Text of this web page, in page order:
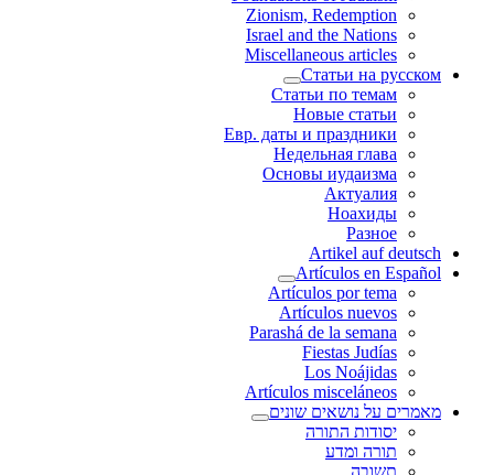
Zionism, Redemption
Israel and the Nations
Miscellaneous articles
Статьи на русском
Статьи по темам
Новые статьи
Евр. даты и праздники
Недельная глава
Основы иудаизма
Актуалия
Ноахиды
Разное
Artikel auf deutsch
Artículos en Español
Artículos por tema
Artículos nuevos
Parashá de la semana
Fiestas Judías
Los Noájidas
Artículos misceláneos
מאמרים על נושאים שונים
יסודות התורה
תורה ומדע